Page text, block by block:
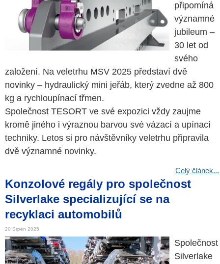
připomíná
významné
jubileum –
30 let od
svého
založení. Na veletrhu MSV 2025 představí dvě
novinky – hydraulický mini jeřáb, který zvedne až 800
kg a rychloupínací třmen.
Společnost TESORT ve své expozici vždy zaujme
kromě jiného i výraznou barvou své vázací a upínací
techniky. Letos si pro návštěvníky veletrhu připravila
dvě významné novinky.
Celý článek...
Konzolové regály pro společnost
Silverlake specializující se na
recyklaci automobilů
20 Srpen 2025
Společnost
Silverlake